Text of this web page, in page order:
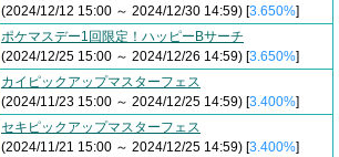
(2024/12/12 15:00 ～ 2024/12/30 14:59) [3.650%]
ポケマスデー1回限定！ハッピーBサーチ
(2024/12/25 15:00 ～ 2024/12/26 14:59) [3.650%]
カイピックアップマスターフェス
(2024/11/23 15:00 ～ 2024/12/25 14:59) [3.400%]
セキピックアップマスターフェス
(2024/11/21 15:00 ～ 2024/12/25 14:59) [3.400%]